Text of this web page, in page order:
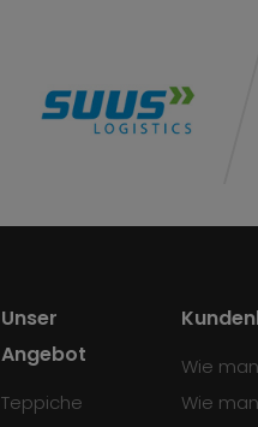
Unser
Angebot
Teppiche
Wie
Wie